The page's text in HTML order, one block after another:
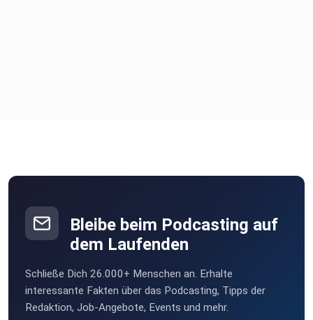
Bleibe beim Podcasting auf
dem Laufenden
Schließe Dich 26.000+ Menschen an. Erhalte
interessante Fakten über das Podcasting, Tipps der
Redaktion, Job-Angebote, Events und mehr.